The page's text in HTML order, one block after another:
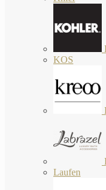
KOS
Laufen